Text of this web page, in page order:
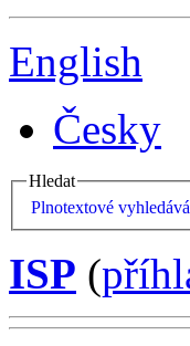
English
Česky
Hledat
Plnotextové
ISP (